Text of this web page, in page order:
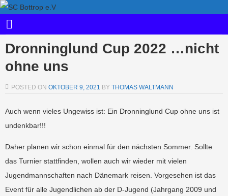
Dronninglund Cup 2022 …nicht
ohne uns
POSTED ON OKTOBER 9, 2021 BY THOMAS WALTMANN
Auch wenn vieles Ungewiss ist: Ein Dronninglund Cup ohne uns ist
undenkbar!!!
Daher planen wir schon einmal für den nächsten Sommer. Sollte
das Turnier stattfinden, wollen auch wir wieder mit vielen
Jugendmannschaften nach Dänemark reisen. Vorgesehen ist das
Event für alle Jugendlichen ab der D-Jugend (Jahrgang 2009 und